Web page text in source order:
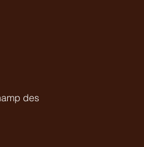
des